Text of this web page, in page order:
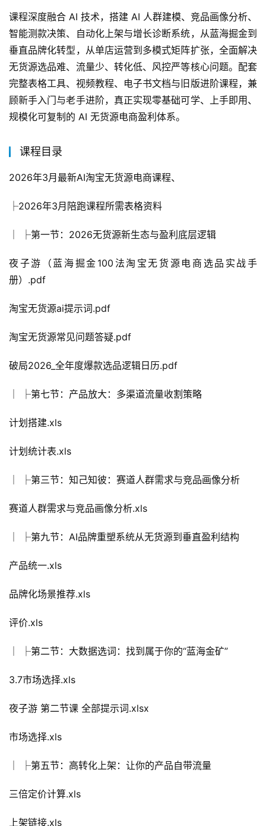
课程深度融合 AI 技术，搭建 AI 人群建模、竞品画像分析、
智能测款决策、自动化上架与增长诊断系统，从蓝海掘金到
垂直品牌化转型，从单店运营到多模式矩阵扩张，全面解决
无货源选品难、流量少、转化低、风控严等核心问题。配套
完整表格工具、视频教程、电子书文档与旧版进阶课程，兼
顾新手入门与老手进阶，真正实现零基础可学、上手即用、
规模化可复制的 AI 无货源电商盈利体系。
课程目录
2026年3月最新AI淘宝无货源电商课程、
├2026年3月陪跑课程所需表格资料
│ ├第一节：2026无货源新生态与盈利底层逻辑
夜子游（蓝海掘金100法淘宝无货源电商选品实战手
册）.pdf
淘宝无货源ai提示词.pdf
淘宝无货源常见问题答疑.pdf
破局2026_全年度爆款选品逻辑日历.pdf
│ ├第七节：产品放大：多渠道流量收割策略
计划搭建.xls
计划统计表.xls
│ ├第三节：知己知彼：赛道人群需求与竞品画像分析
赛道人群需求与竞品画像分析.xls
│ ├第九节：AI品牌重塑系统从无货源到垂直盈利结构
产品统一.xls
品牌化场景推荐.xls
评价.xls
│ ├第二节：大数据选词：找到属于你的“蓝海金矿”
3.7市场选择.xls
夜子游 第二节课 全部提示词.xlsx
市场选择.xls
│ ├第五节：高转化上架：让你的产品自带流量
三倍定价计算.xls
上架链接.xls